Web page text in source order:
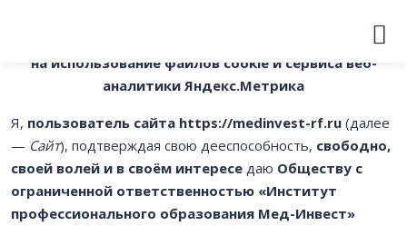
на использование файлов cookie и сервиса веб-
аналитики Яндекс.Метрика
Я, пользователь сайта https://medinvest-rf.ru (далее
— Сайт), подтверждая свою дееспособность, свободно,
своей волей и в своём интересе даю Обществу с
ограниченной ответственностью «Институт
профессионального образования Мед-Инвест»